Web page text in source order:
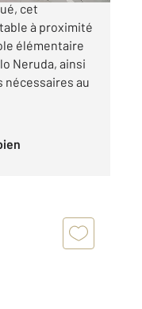
cet
à proximité
élémentaire
Neruda, ainsi
nécessaires au